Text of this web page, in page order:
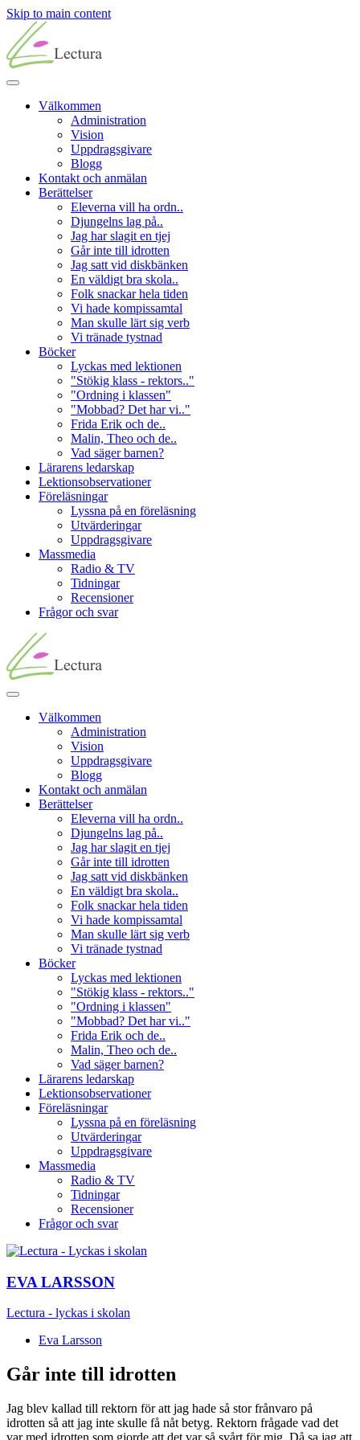
Skip to main content
Välkommen
Administration
Vision
Uppdragsgivare
Blogg
Kontakt och anmälan
Berättelser
Eleverna vill ha ordn..
Djungelns lag på..
Jag har slagit en tjej
Går inte till idrotten
Jag satt vid diskbänken
En väldigt bra skola..
Folk snackar hela tiden
Vi hade kompissamtal
Man skulle lärt sig verb
Vi tränade tystnad
Böcker
Lyckas med lektionen
"Stökig klass - rektors.."
"Ordning i klassen"
"Mobbad? Det har vi.."
Frida Erik och de..
Malin, Theo och de..
Vad säger barnen?
Lärarens ledarskap
Lektionsobservationer
Föreläsningar
Lyssna på en föreläsning
Utvärderingar
Uppdragsgivare
Massmedia
Radio & TV
Tidningar
Recensioner
Frågor och svar
Välkommen
Administration
Vision
Uppdragsgivare
Blogg
Kontakt och anmälan
Berättelser
Eleverna vill ha ordn..
Djungelns lag på..
Jag har slagit en tjej
Går inte till idrotten
Jag satt vid diskbänken
En väldigt bra skola..
Folk snackar hela tiden
Vi hade kompissamtal
Man skulle lärt sig verb
Vi tränade tystnad
Böcker
Lyckas med lektionen
"Stökig klass - rektors.."
"Ordning i klassen"
"Mobbad? Det har vi.."
Frida Erik och de..
Malin, Theo och de..
Vad säger barnen?
Lärarens ledarskap
Lektionsobservationer
Föreläsningar
Lyssna på en föreläsning
Utvärderingar
Uppdragsgivare
Massmedia
Radio & TV
Tidningar
Recensioner
Frågor och svar
EVA LARSSON
Lectura - lyckas i skolan
Eva Larsson
Går inte till idrotten
Jag blev kallad till rektorn för att jag hade så stor frånvaro på
idrotten så att jag inte skulle få nåt betyg. Rektorn frågade vad det